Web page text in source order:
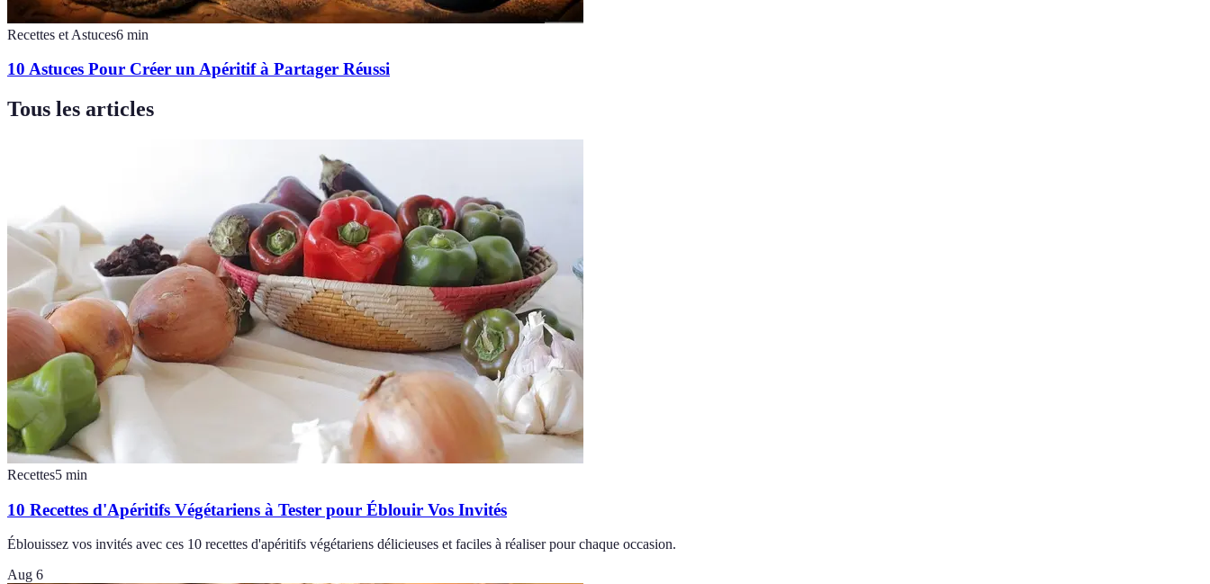
Recettes et Astuces6 min
10 Astuces Pour Créer un Apéritif à Partager Réussi
Tous les articles
Recettes5 min
10 Recettes d'Apéritifs Végétariens à Tester pour Éblouir Vos Invités
Éblouissez vos invités avec ces 10 recettes d'apéritifs végétariens délicieuses et faciles à réaliser pour chaque occasion.
Aug 6